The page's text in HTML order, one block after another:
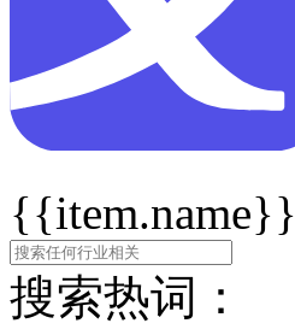
{{item.name}}
搜索热词：